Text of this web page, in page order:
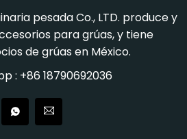
pesada Co., LTD. produce y
para grúas, y tiene
de grúas en México.
: +86 18790692036